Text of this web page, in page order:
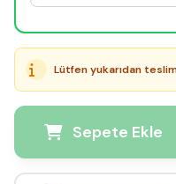
Lütfen yukarıdan
Sepete Ekle